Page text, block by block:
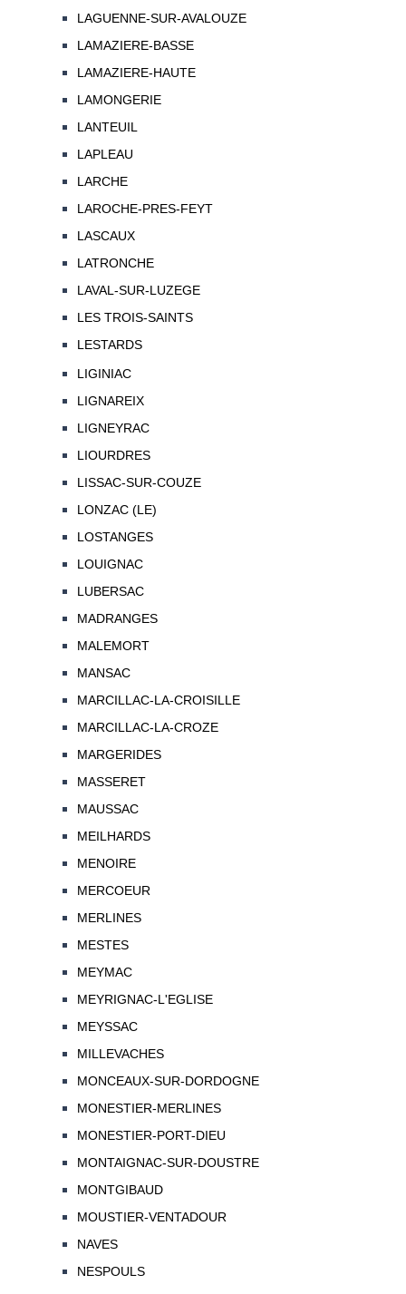
LAGUENNE-SUR-AVALOUZE
LAMAZIERE-BASSE
LAMAZIERE-HAUTE
LAMONGERIE
LANTEUIL
LAPLEAU
LARCHE
LAROCHE-PRES-FEYT
LASCAUX
LATRONCHE
LAVAL-SUR-LUZEGE
LES TROIS-SAINTS
LESTARDS
LIGINIAC
LIGNAREIX
LIGNEYRAC
LIOURDRES
LISSAC-SUR-COUZE
LONZAC (LE)
LOSTANGES
LOUIGNAC
LUBERSAC
MADRANGES
MALEMORT
MANSAC
MARCILLAC-LA-CROISILLE
MARCILLAC-LA-CROZE
MARGERIDES
MASSERET
MAUSSAC
MEILHARDS
MENOIRE
MERCOEUR
MERLINES
MESTES
MEYMAC
MEYRIGNAC-L'EGLISE
MEYSSAC
MILLEVACHES
MONCEAUX-SUR-DORDOGNE
MONESTIER-MERLINES
MONESTIER-PORT-DIEU
MONTAIGNAC-SUR-DOUSTRE
MONTGIBAUD
MOUSTIER-VENTADOUR
NAVES
NESPOULS